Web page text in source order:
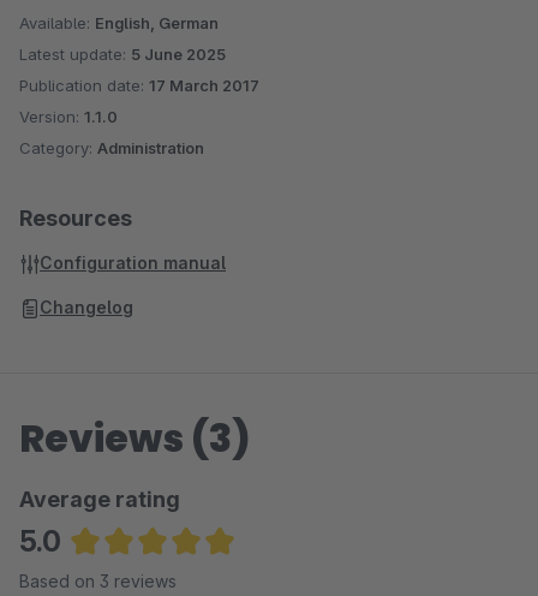
Available: English, German
Latest update: 5 June 2025
Publication date: 17 March 2017
Version: 1.1.0
Category: Administration
Resources
Configuration manual
Changelog
Reviews (3)
Average rating
5.0
Average rating of 5 out of 5 stars
Based on 3 reviews